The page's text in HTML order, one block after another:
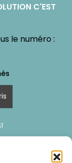
C'EST
le numéro :